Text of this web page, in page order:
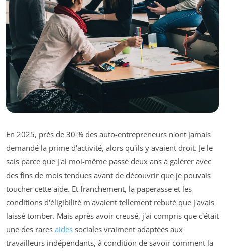
En 2025, près de 30 % des auto-entrepreneurs n'ont jamais
demandé la prime d'activité, alors qu'ils y avaient droit. Je le
sais parce que j'ai moi-même passé deux ans à galérer avec
des fins de mois tendues avant de découvrir que je pouvais
toucher cette aide. Et franchement, la paperasse et les
conditions d'éligibilité m'avaient tellement rebuté que j'avais
laissé tomber. Mais après avoir creusé, j'ai compris que c'était
une des rares aides sociales vraiment adaptées aux
travailleurs indépendants, à condition de savoir comment la